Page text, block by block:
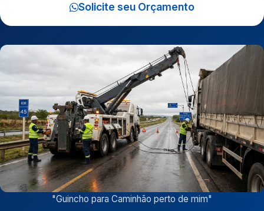
Solicite seu Orçamento
"Guincho para Caminhão perto de mim"